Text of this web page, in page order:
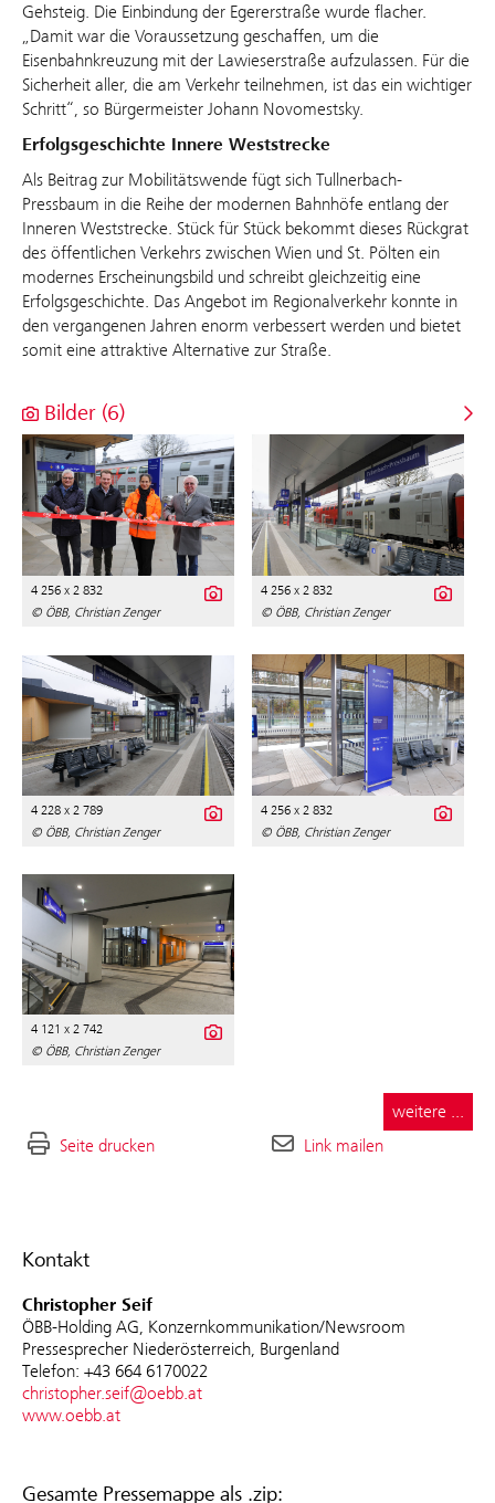
Kontakt
Christopher Seif
ÖBB-Holding AG, Konzernkommunikation/Newsroom
Pressesprecher Niederösterreich, Burgenland
Telefon: +43 664 6170022
christopher.seif@oebb.at
www.oebb.at
Gesamte Pressemappe als .zip:
Gehsteig. Die Einbindung der Egererstraße wurde flacher.
„Damit war die Voraussetzung geschaffen, um die
Eisenbahnkreuzung mit der Lawieserstraße aufzulassen. Für die
Sicherheit aller, die am Verkehr teilnehmen, ist das ein wichtiger
Schritt“, so Bürgermeister Johann Novomestsky.
Erfolgsgeschichte Innere Weststrecke
Als Beitrag zur Mobilitätswende fügt sich Tullnerbach-
Pressbaum in die Reihe der modernen Bahnhöfe entlang der
Inneren Weststrecke. Stück für Stück bekommt dieses Rückgrat
des öffentlichen Verkehrs zwischen Wien und St. Pölten ein
modernes Erscheinungsbild und schreibt gleichzeitig eine
Erfolgsgeschichte. Das Angebot im Regionalverkehr konnte in
den vergangenen Jahren enorm verbessert werden und bietet
somit eine attraktive Alternative zur Straße.
Bilder (6)
4 256 x 2 832
© ÖBB, Christian Zenger
4 256 x 2 832
© ÖBB, Christian Zenger
4 228 x 2 789
© ÖBB, Christian Zenger
4 256 x 2 832
© ÖBB, Christian Zenger
4 121 x 2 742
© ÖBB, Christian Zenger
weitere ...
Seite drucken
Link mailen